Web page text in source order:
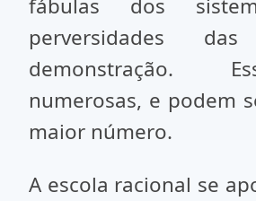
fábulas dos
perversidades
demonstração.
numerosas, e podem
maior número.
A escola racional se